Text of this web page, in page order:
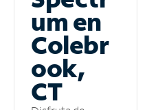
um en
Colebr
ook,
CT